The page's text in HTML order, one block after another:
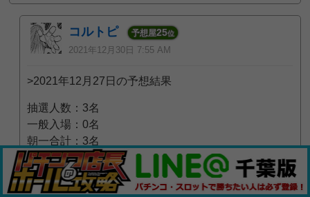
コルトピ 予想屋25位
2021年12月30日 7:55 AM
>2021年12月27日の予想結果
抽選人数：3名
一般入場：0名
朝一合計：3名
—————————————
※詳細はこちら
https://rx7038.com/?p=277167